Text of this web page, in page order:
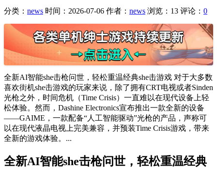
分类： news 时间：2026-07-06 作者： news 浏览：13 评论： 0
全新AI智能she击枪问世，轻松重温经典she击游戏 对于大多数
喜欢街机she击游戏的玩家来说，除了拥有CRT电视或者Sinden
光枪之外，时间危机（Time Crisis）一直难以在现代设备上轻
松体验。然而，Dashine Electronics宣布推出一款全新的设备
——GAIME，一款配备“人工智能驱动”光枪的产品，声称可
以在现代液晶电视上完美兼容，并预装Time Crisis游戏，带来
全新的游戏体验。...
全新AI智能she击枪问世，轻松重温经典